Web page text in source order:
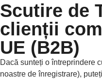
Scutire de
clienții
UE (B2B)
Dacă sunteți o întreprindere
noastre de înregistrare),